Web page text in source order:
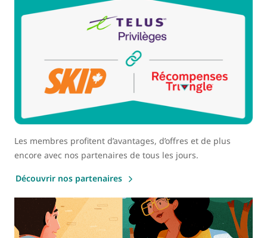
Les membres profitent d’avantages, d’offres et de plus
encore avec nos partenaires de tous les jours.
Découvrir nos partenaires